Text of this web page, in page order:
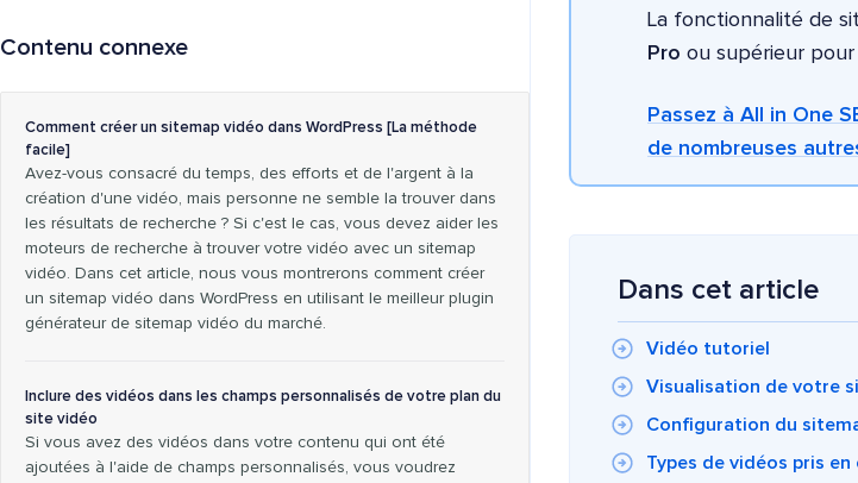
La fonctionnalité de
Pro ou supérieur pour
Passez à All in One
de nombreuses
Dans cet article
Vidéo tutoriel
Visualisation de votre
Configuration du
Types de vidéos pris en
Contenu connexe
Comment créer un sitemap vidéo dans WordPress [La méthode
facile]
Avez-vous consacré du temps, des efforts et de l'argent à la
création d'une vidéo, mais personne ne semble la trouver dans
les résultats de recherche ? Si c'est le cas, vous devez aider les
moteurs de recherche à trouver votre vidéo avec un sitemap
vidéo. Dans cet article, nous vous montrerons comment créer
un sitemap vidéo dans WordPress en utilisant le meilleur plugin
générateur de sitemap vidéo du marché.
Inclure des vidéos dans les champs personnalisés de votre plan du
site vidéo
Si vous avez des vidéos dans votre contenu qui ont été
ajoutées à l'aide de champs personnalisés, vous voudrez